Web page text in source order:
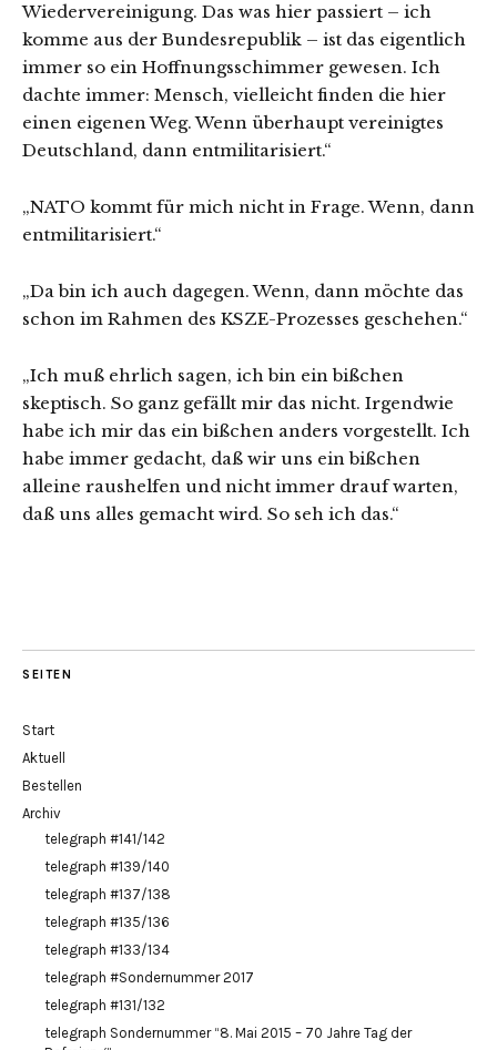
Wiedervereinigung. Das was hier passiert – ich
komme aus der Bundesrepublik – ist das eigentlich
immer so ein Hoffnungsschimmer gewesen. Ich
dachte immer: Mensch, vielleicht finden die hier
einen eigenen Weg. Wenn überhaupt vereinigtes
Deutschland, dann entmilitarisiert.“
„NATO kommt für mich nicht in Frage. Wenn, dann
entmilitarisiert.“
„Da bin ich auch dagegen. Wenn, dann möchte das
schon im Rahmen des KSZE-Prozesses geschehen.“
„Ich muß ehrlich sagen, ich bin ein bißchen
skeptisch. So ganz gefällt mir das nicht. Irgendwie
habe ich mir das ein bißchen anders vorgestellt. Ich
habe immer gedacht, daß wir uns ein bißchen
alleine raushelfen und nicht immer drauf warten,
daß uns alles gemacht wird. So seh ich das.“
SEITEN
Start
Aktuell
Bestellen
Archiv
telegraph #141/142
telegraph #139/140
telegraph #137/138
telegraph #135/136
telegraph #133/134
telegraph #Sondernummer 2017
telegraph #131/132
telegraph Sondernummer “8. Mai 2015 – 70 Jahre Tag der